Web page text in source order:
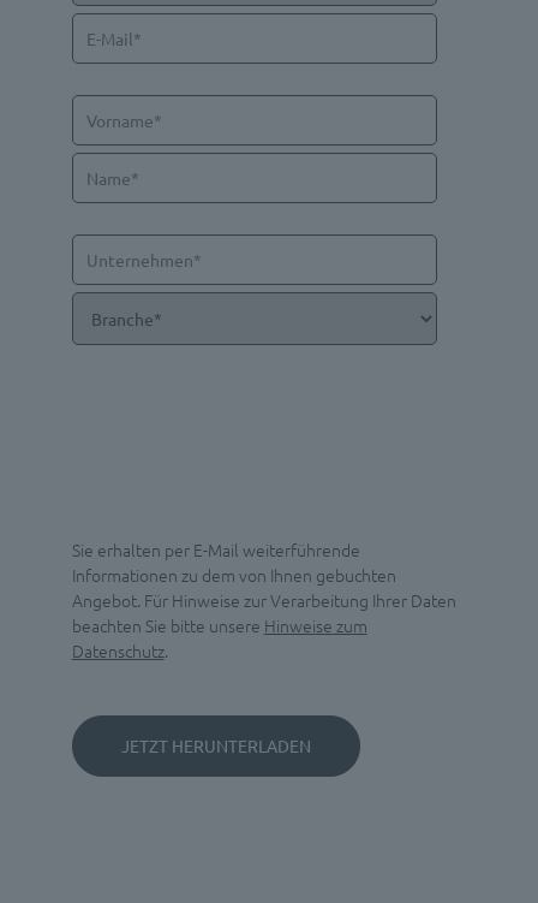
Sie erhalten per E-Mail weiterführende
Informationen zu dem von Ihnen gebuchten
Angebot. Für Hinweise zur Verarbeitung Ihrer Daten
beachten Sie bitte unsere Hinweise zum
Datenschutz.